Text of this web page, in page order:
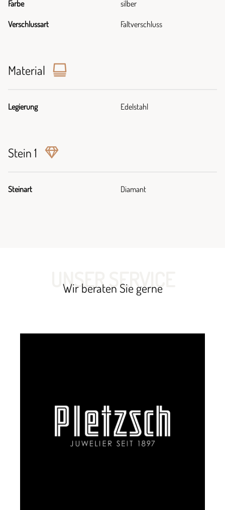
Farbe silber
Verschlussart Faltverschluss
Material
Legierung Edelstahl
Stein 1
Steinart Diamant
UNSER SERVICE
Wir beraten Sie gerne